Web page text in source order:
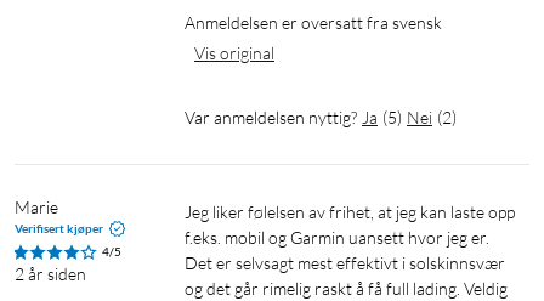
Anmeldelsen er oversatt fra svensk
Vis original
Var anmeldelsen nyttig? Ja (5) Nei (2)
Marie
Verifisert kjøper
4/5
2 år siden
Jeg liker følelsen av frihet, at jeg kan laste opp
f.eks. mobil og Garmin uansett hvor jeg er.
Det er selvsagt mest effektivt i solskinnsvær
og det går rimelig raskt å få full lading. Veldig